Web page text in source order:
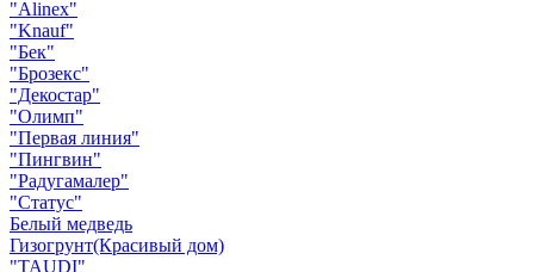
"Alinex"
"Knauf"
"Бек"
"Брозекс"
"Декостар"
"Олимп"
"Первая линия"
"Пингвин"
"Радугамалер"
"Статус"
Белый медведь
Гизогрунт(Красивый дом)
"TAUDI"